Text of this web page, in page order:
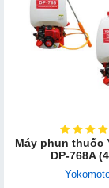
Máy phun thuốc
DP-768A